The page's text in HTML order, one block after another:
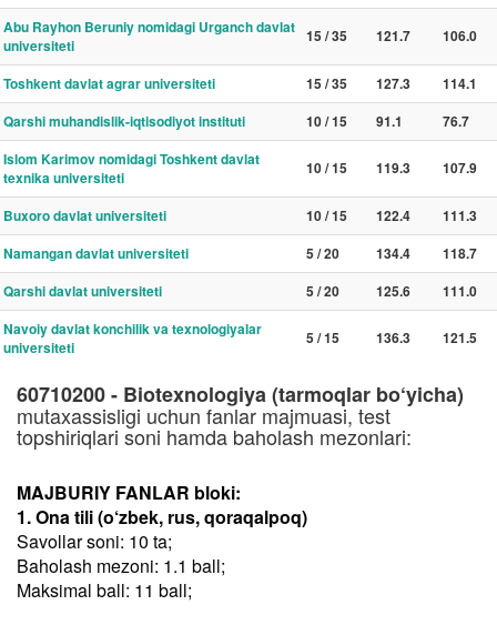
Abu Rayhon Beruniy nomidagi Urganch davlat
universiteti
15 / 35 121.7 106.0
Toshkent davlat agrar universiteti 15 / 35 127.3
114.1
Qarshi muhandislik-iqtisodiyot instituti
10 / 15 91.1
76.7
Islom Karimov nomidagi Toshkent davlat
texnika universiteti
10 / 15 119.3 107.9
Buxoro davlat universiteti 10 / 15 122.4
111.3
Namangan davlat universiteti
5 / 20 134.4
118.7
Qarshi davlat universiteti
5 / 20 125.6
111.0
Navoiy davlat konchilik va texnologiyalar
universiteti
5 / 15 136.3 121.5
60710200 - Biotexnologiya (tarmoqlar bo‘yicha)
mutaxassisligi uchun fanlar majmuasi, test
topshiriqlari soni hamda baholash mezonlari:
MAJBURIY FANLAR bloki:
1. Ona tili (o‘zbek, rus, qoraqalpoq)
Savollar soni: 10 ta;
Baholash mezoni: 1.1 ball;
Maksimal ball: 11 ball;